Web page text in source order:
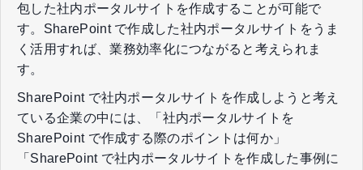
包した社内ポータルサイトを作成することが可能で
す。SharePoint で作成した社内ポータルサイトをうま
く活用すれば、業務効率化につながると考えられま
す。
SharePoint で社内ポータルサイトを作成しようと考え
ている企業の中には、「社内ポータルサイトを
SharePoint で作成する際のポイントは何か」
「SharePoint で社内ポータルサイトを作成した事例に